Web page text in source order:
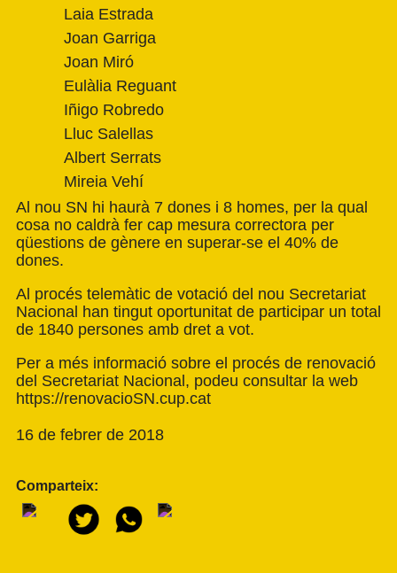
Laia Estrada
Joan Garriga
Joan Miró
Eulàlia Reguant
Iñigo Robredo
Lluc Salellas
Albert Serrats
Mireia Vehí
Al nou SN hi haurà 7 dones i 8 homes, per la qual
cosa no caldrà fer cap mesura correctora per
qüestions de gènere en superar-se el 40% de
dones.
Al procés telemàtic de votació del nou Secretariat
Nacional han tingut oportunitat de participar un total
de 1840 persones amb dret a vot.
Per a més informació sobre el procés de renovació
del Secretariat Nacional, podeu consultar la web
https://renovacioSN.cup.cat
16 de febrer de 2018
Comparteix: